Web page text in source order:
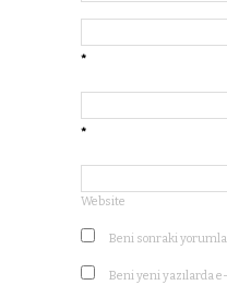
*
*
Website
Beni sonraki
Beni yeni yazılarda